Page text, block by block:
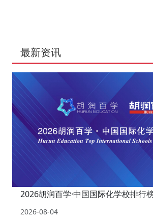
最新资讯
2026胡润百学·中国国际化学校排行
2026-08-04